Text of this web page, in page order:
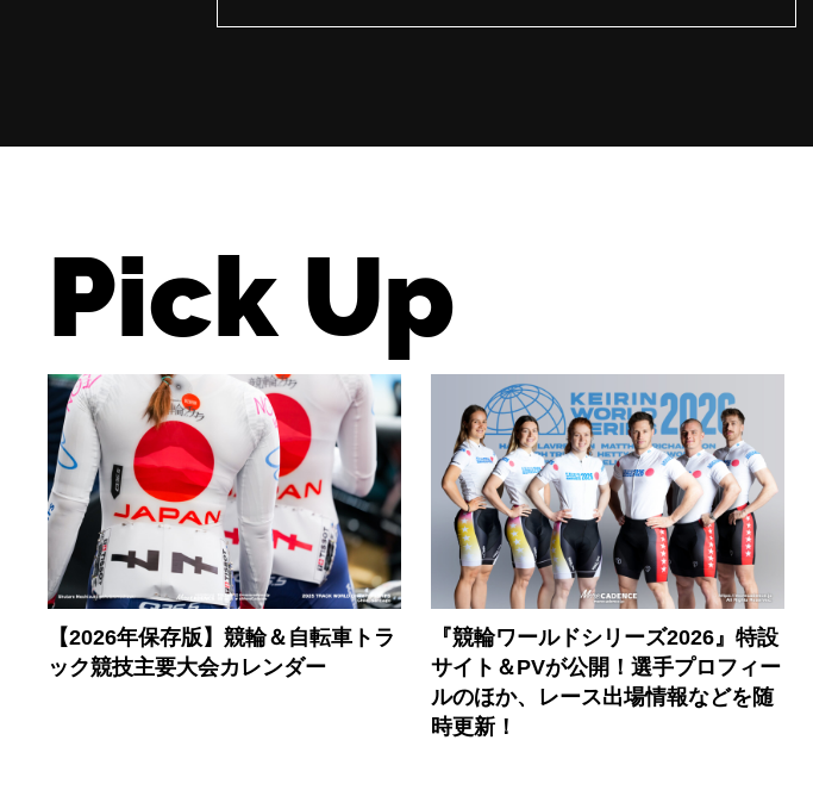
Pick Up
【2026年保存版】競輪＆自転車トラ
ック競技主要大会カレンダー
『競輪ワールドシリーズ2026』特設
サイト＆PVが公開！選手プロフィー
ルのほか、レース出場情報などを随
時更新！